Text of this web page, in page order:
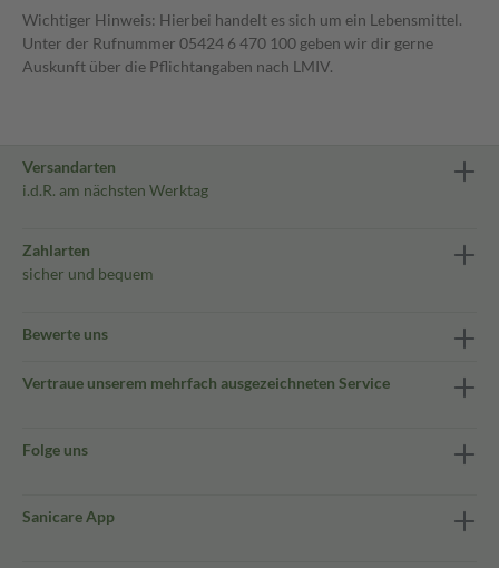
Wichtiger Hinweis: Hierbei handelt es sich um ein Lebensmittel.
Unter der Rufnummer 05424 6 470 100 geben wir dir gerne
Auskunft über die Pflichtangaben nach LMIV.
Versandarten
i.d.R. am nächsten Werktag
Zahlarten
sicher und bequem
Bewerte uns
Vertraue unserem mehrfach ausgezeichneten Service
Folge uns
Sanicare App